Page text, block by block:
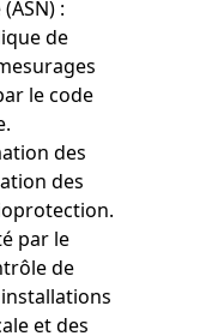
:
de
le code
des
des
par le
de
et des